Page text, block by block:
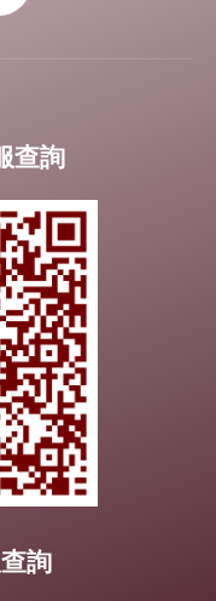
查詢
詢